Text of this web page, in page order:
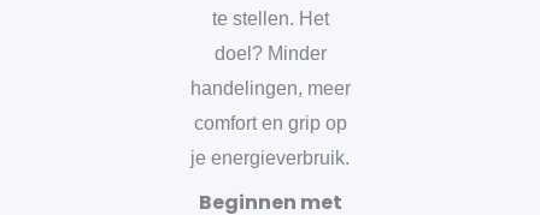
te stellen. Het
doel? Minder
handelingen, meer
comfort en grip op
je energieverbruik.
Beginnen met